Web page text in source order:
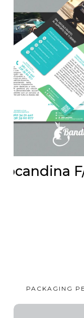
PACKAGING